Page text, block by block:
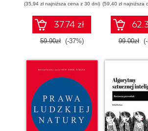
świecie nauki
(35,94 zł najniższa cena z 30 dni)
37.74 zł
59.90zł (-37%)
(59,40 zł najniższa
99.00zł